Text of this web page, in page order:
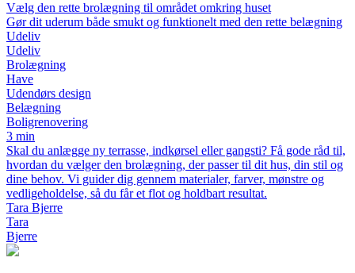
Vælg den rette brolægning til området omkring huset
Gør dit uderum både smukt og funktionelt med den rette belægning
Udeliv
Udeliv
Brolægning
Have
Udendørs design
Belægning
Boligrenovering
3 min
Skal du anlægge ny terrasse, indkørsel eller gangsti? Få gode råd til,
hvordan du vælger den brolægning, der passer til dit hus, din stil og
dine behov. Vi guider dig gennem materialer, farver, mønstre og
vedligeholdelse, så du får et flot og holdbart resultat.
Tara Bjerre
Tara
Bjerre